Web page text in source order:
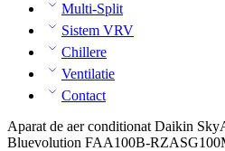
Multi-Split
Sistem VRV
Chillere
Ventilatie
Contact
Aparat de aer conditionat Daikin
Bluevolution FAA100B-